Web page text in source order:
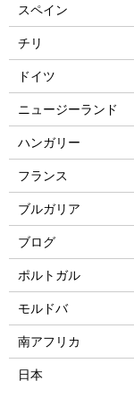
スペイン
チリ
ドイツ
ニュージーランド
ハンガリー
フランス
ブルガリア
ブログ
ポルトガル
モルドバ
南アフリカ
日本